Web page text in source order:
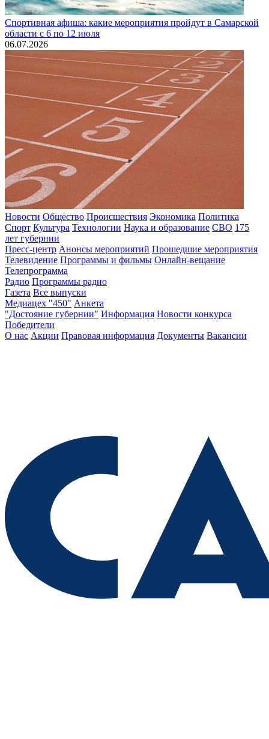
Спортивная афиша: какие мероприятия пройдут в Самарской
области с 6 по 12 июля
06.07.2026
Новости Общество Происшествия Экономика Политика
Спорт Культура Технологии Наука и образование СВО 175
лет губернии
Пресс-центр Анонсы мероприятий Прошедшие мероприятия
Телевидение Программы и фильмы Онлайн-вещание
Телепрограмма
Радио Программы радио
Газета Все выпуски
Медиацех "450" Анкета
"Достояние губернии" Информация Новости конкурса
Победители
О нас Акции Правовая информация Документы Вакансии